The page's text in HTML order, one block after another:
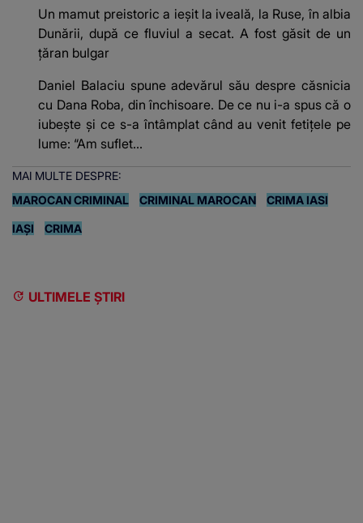
Un mamut preistoric a ieșit la iveală, la Ruse, în albia
Dunării, după ce fluviul a secat. A fost găsit de un
țăran bulgar
Daniel Balaciu spune adevărul său despre căsnicia
cu Dana Roba, din închisoare. De ce nu i-a spus că o
iubește și ce s-a întâmplat când au venit fetițele pe
lume: “Am suflet...
MAI MULTE DESPRE:
MAROCAN CRIMINAL
CRIMINAL MAROCAN CRIMA IASI
IAȘI CRIMA
ULTIMELE ȘTIRI